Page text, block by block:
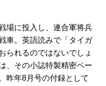
場に投入し、連合軍将兵
車。英語読みで「タイガ
られるのではないでしょ
、その小誌特製精密ペー
昨年8月号の付録として